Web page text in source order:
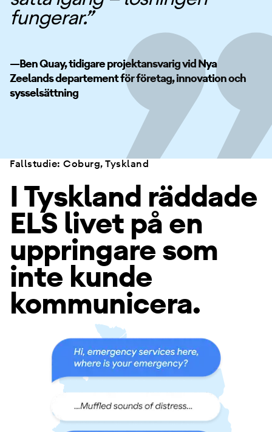
fungerar.”
—Ben Quay, tidigare projektansvarig vid Nya
Zeelands departement för företag, innovation och
sysselsättning
Fallstudie: Coburg, Tyskland
I Tyskland räddade
ELS livet på en
uppringare som
inte kunde
kommunicera.